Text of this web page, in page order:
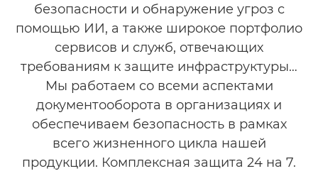
УЗНАТЬ БОЛЬШЕ
СВЯЖИТЕСЬ С НАМИ
безопасности и обнаружение угроз с
помощью ИИ, а также широкое портфолио
сервисов и служб, отвечающих
требованиям к защите инфраструктуры…
Мы работаем со всеми аспектами
документооборота в организациях и
обеспечиваем безопасность в рамках
всего жизненного цикла нашей
продукции. Комплексная защита 24 на 7.